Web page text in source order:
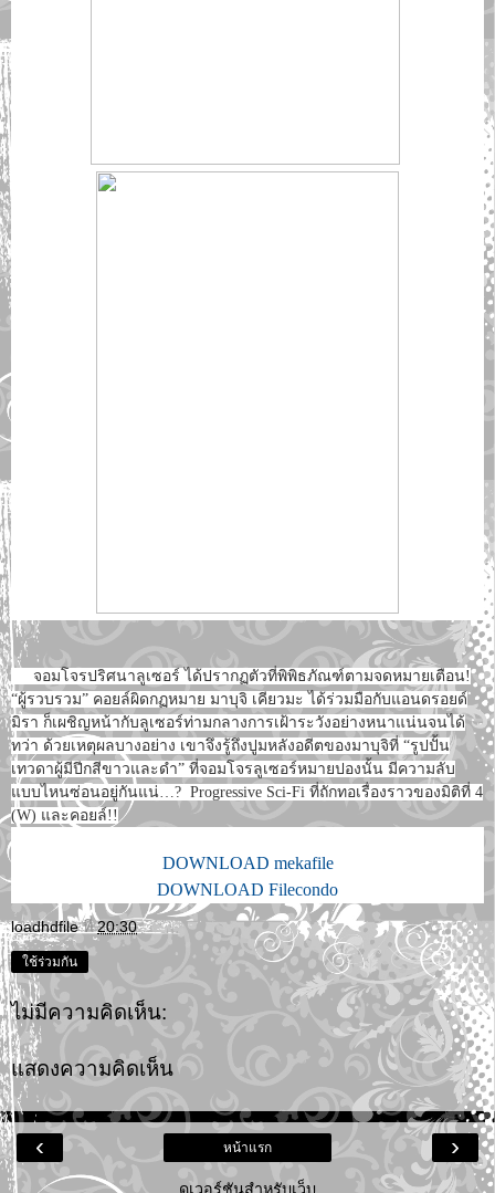
จอมโจรปริศนาลูเซอร์ ได้ปรากฏตัวที่พิพิธภัณฑ์ตามจดหมายเตือน!
“ผู้รวบรวม” คอยล์ผิดกฏหมาย มาบุจิ เคียวมะ ได้ร่วมมือกับแอนดรอยด์
มิรา ก็เผชิญหน้ากับลูเซอร์ท่ามกลางการเฝ้าระวังอย่างหนาแน่นจนได้
ทว่า ด้วยเหตุผลบางอย่าง เขาจึงรู้ถึงปูมหลังอดีตของมาบุจิที่ “รูปปั้น
เทวดาผู้มีปีกสีขาวและดำ” ที่จอมโจรลูเซอร์หมายปองนั้น มีความลับ
แบบไหนซ่อนอยู่กันแน่…? Progressive Sci-Fi ที่ถักทอเรื่องราวของมิติที่ 4
(W) และคอยล์!!
DOWNLOAD mekafile
DOWNLOAD Filecondo
loadhdfile ที่20:30
ใช้ร่วมกัน
ไม่มีความคิดเห็น:
แสดงความคิดเห็น
‹ ›
หน้าแรก